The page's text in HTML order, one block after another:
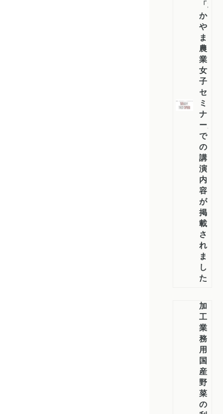
「お
か
や
ま
農
業
女
子
セ
ミ
ナ
ー」
で
の
講
演
内
容
が
掲
載
さ
れ
ま
し
た
加
工・
業
務
用
国
産
野
菜
の